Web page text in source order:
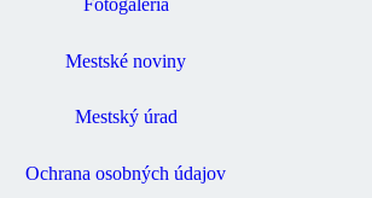
Mestské noviny
Mestský úrad
Ochrana osobných údajov